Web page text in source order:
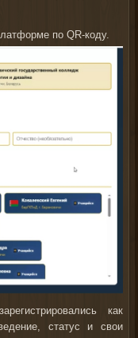
по QR-коду.
как
статус и свои